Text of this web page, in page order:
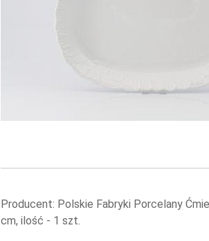
Producent: Polskie Fabryki Porcelany
cm, ilość - 1 szt.